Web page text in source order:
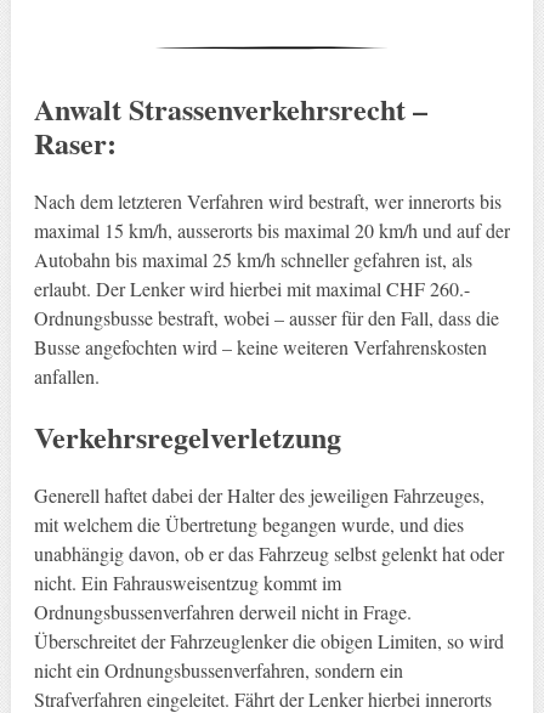
Anwalt Strassenverkehrsrecht –
Raser:
Nach dem letzteren Verfahren wird bestraft, wer innerorts bis
maximal 15 km/h, ausserorts bis maximal 20 km/h und auf der
Autobahn bis maximal 25 km/h schneller gefahren ist, als
erlaubt. Der Lenker wird hierbei mit maximal CHF 260.-
Ordnungsbusse bestraft, wobei – ausser für den Fall, dass die
Busse angefochten wird – keine weiteren Verfahrenskosten
anfallen.
Verkehrsregelverletzung
Generell haftet dabei der Halter des jeweiligen Fahrzeuges,
mit welchem die Übertretung begangen wurde, und dies
unabhängig davon, ob er das Fahrzeug selbst gelenkt hat oder
nicht. Ein Fahrausweisentzug kommt im
Ordnungsbussenverfahren derweil nicht in Frage.
Überschreitet der Fahrzeuglenker die obigen Limiten, so wird
nicht ein Ordnungsbussenverfahren, sondern ein
Strafverfahren eingeleitet. Fährt der Lenker hierbei innerorts